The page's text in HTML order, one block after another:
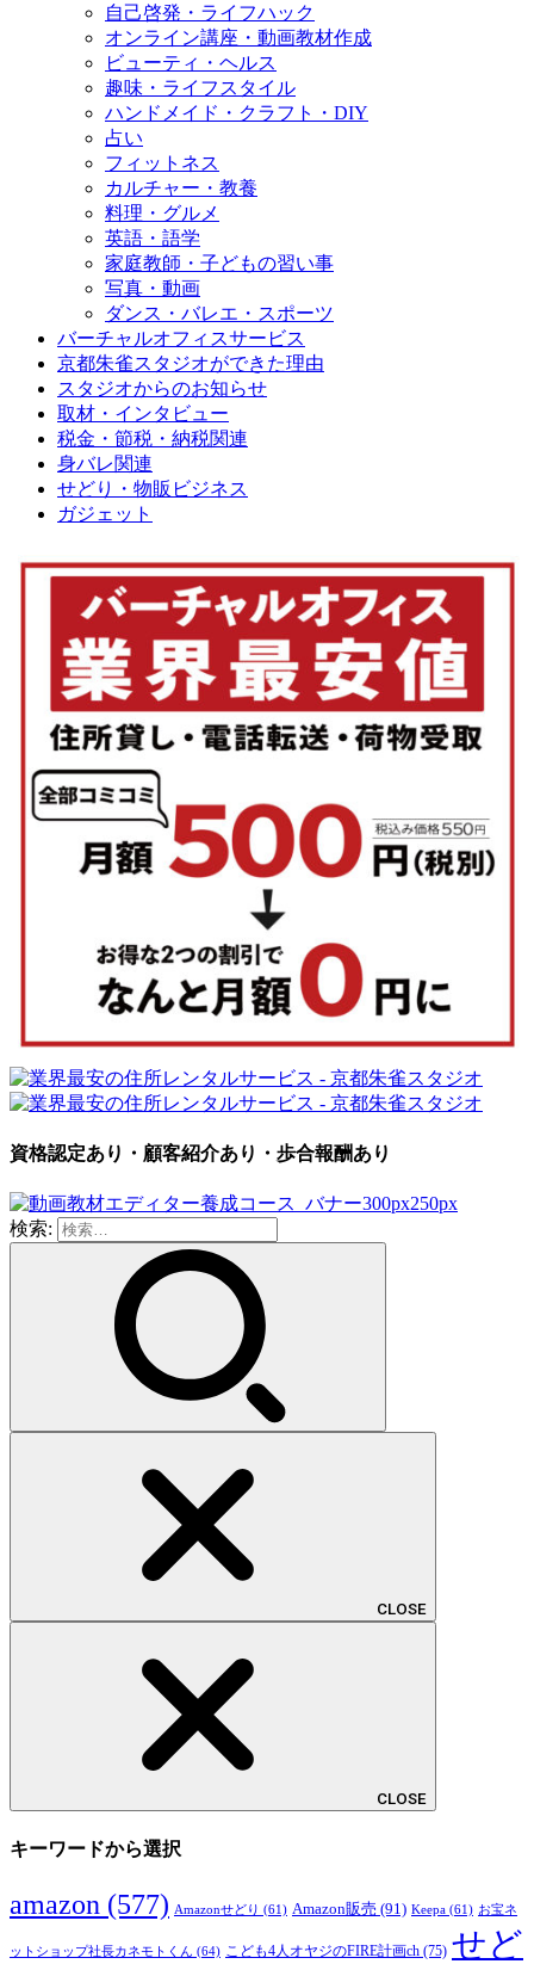
自己啓発・ライフハック
オンライン講座・動画教材作成
ビューティ・ヘルス
趣味・ライフスタイル
ハンドメイド・クラフト・DIY
占い
フィットネス
カルチャー・教養
料理・グルメ
英語・語学
家庭教師・子どもの習い事
写真・動画
ダンス・バレエ・スポーツ
バーチャルオフィスサービス
京都朱雀スタジオができた理由
スタジオからのお知らせ
取材・インタビュー
税金・節税・納税関連
身バレ関連
せどり・物販ビジネス
ガジェット
資格認定あり・顧客紹介あり・歩合報酬あり
検索:
CLOSE
CLOSE
キーワードから選択
amazon (577) Amazonせどり (61) Amazon販売 (91) Keepa (61) お宝ネ
ットショップ社長カネモトくん (64) こども4人オヤジのFIRE計画ch (75) せど